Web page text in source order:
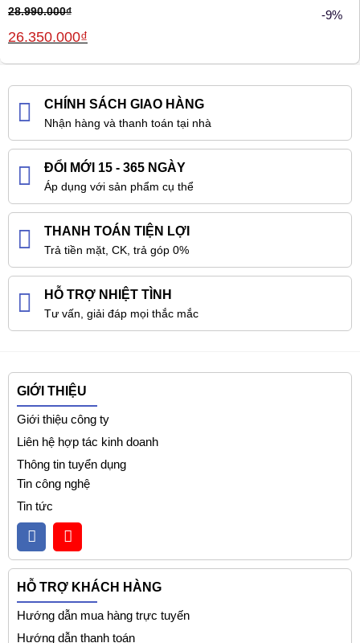
28.990.000₫
Giá
là:
28.990.000₫.
26.350.000₫
tại
là:
26.350.000₫.
-9%
CHÍNH SÁCH GIAO HÀNG
Nhận hàng và thanh toán tại nhà
ĐỔI MỚI 15 - 365 NGÀY
Áp dụng với sản phẩm cụ thể
THANH TOÁN TIỆN LỢI
Trả tiền mặt, CK, trả góp 0%
HỖ TRỢ NHIỆT TÌNH
Tư vấn, giải đáp mọi thắc mắc
GIỚI THIỆU
Giới thiệu công ty
Liên hệ hợp tác kinh doanh
Thông tin tuyển dụng
Tin công nghệ
Tin tức
HỖ TRỢ KHÁCH HÀNG
Hướng dẫn mua hàng trực tuyến
Hướng dẫn thanh toán